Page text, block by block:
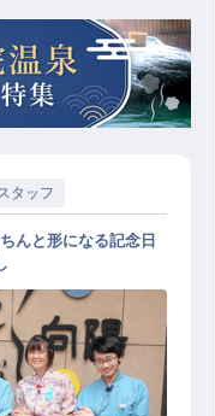
タッフ
んと形になる記念日